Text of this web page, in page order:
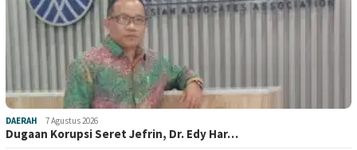
DAERAH 7 Agustus 2026
Dugaan Korupsi Seret Jefrin, Dr. Edy Har…